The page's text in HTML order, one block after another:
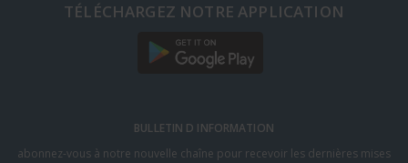
TÉLÉCHARGEZ NOTRE APPLICATION
BULLETIN D INFORMATION
abonnez-vous à notre nouvelle chaîne pour recevoir les dernières mises